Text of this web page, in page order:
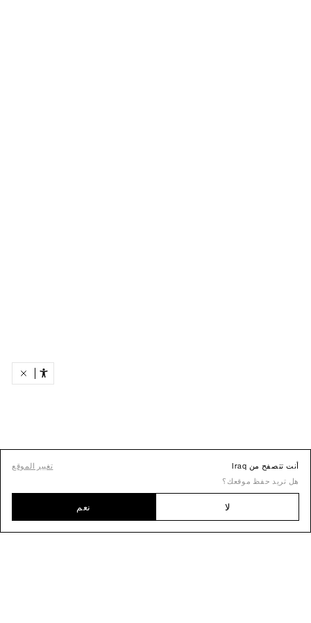
أنت تتصفح من Iraq
تغيير الموقع
هل تريد حفظ موقعك؟
لا نعم